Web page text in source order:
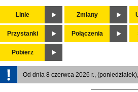
Linie Zmiany
Przystanki Połączenia
Pobierz
Od dnia 8 czerwca 2026 r.,